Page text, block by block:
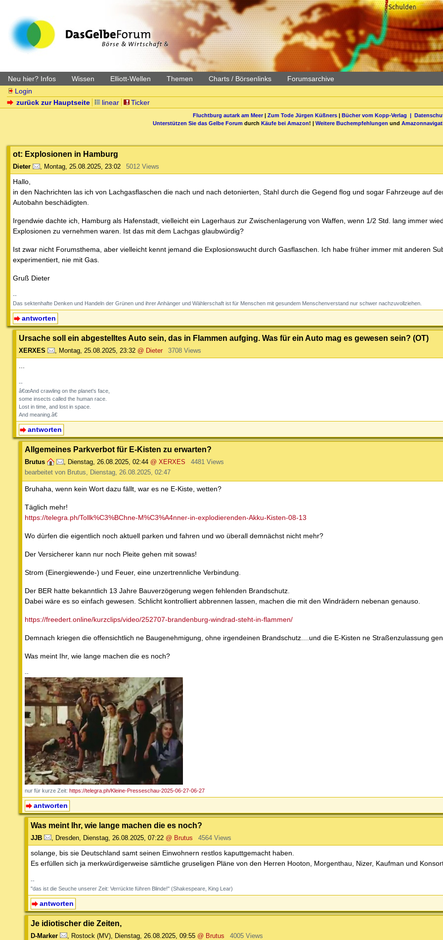
Neu hier? Infos Wissen Elliott-Wellen Themen Charts / Börsenlinks
Forumsarchive
Login
zurück zur Hauptseite
linear Ticker
Fluchtburg autark am Meer| Zum Tode Jürgen Küßners| Bücher vom Kopp-Verlag |
Unterstützen Sie das Gelbe Forum durch Käufe bei Amazon! | Weitere Buchempfehlungen und
ot: Explosionen in Hamburg
Dieter , Montag, 25.08.2025, 23:02 5012 Views
Hallo,
in den Nachrichten las ich von Lachgasflaschen die nach und nach detonierten, Stahl durch die Gegend flog und sogar Fahrzeuge auf
Autobahn beschädigten.
Irgendwie dachte ich, Hamburg als Hafenstadt, vielleicht ein Lagerhaus zur Zwischenlagerung von Waffen, wenn 1/2 Std. lang immer
Explosionen zu vernehmen waren. Ist das mit dem Lachgas glaubwürdig?
Ist zwar nicht Forumsthema, aber vielleicht kennt jemand die Explosionswucht durch Gasflaschen. Ich habe früher immer mit anderen
experimentiert, nie mit Gas.
Gruß Dieter
--
Das sektenhafte Denken und Handeln der Grünen und ihrer Anhänger und Wählerschaft ist für Menschen mit gesundem Menschenverstand nur schwer nachzuvollziehen.
antworten
Ursache soll ein abgestelltes Auto sein, das in Flammen aufging. Was für ein Auto mag es gewesen sein? (OT)
XERXES , Montag, 25.08.2025, 23:32 @ Dieter 3708 Views
...
--
â€œAnd crawling on the planet's face,
some insects called the human race.
Lost in time, and lost in space.
And meaning.â€
antworten
Allgemeines Parkverbot für E-Kisten zu erwarten?
Brutus , Dienstag, 26.08.2025, 02:44 @ XERXES
4481 Views
bearbeitet von Brutus, Dienstag, 26.08.2025, 02:47
Bruhaha, wenn kein Wort dazu fällt, war es ne E-Kiste, wetten?
Täglich mehr!
https://telegra.ph/Tollk%C3%BChne-M%C3%A4nner-in-explodierenden-Akku-Kisten-08-13
Wo dùrfen die eigentlich noch aktuell parken und fahren und wo überall demnächst nicht mehr?
Der Versicherer kann nur noch Pleite gehen mit sowas!
Strom (Einergiewende-) und Feuer, eine unzertrennliche Verbindung.
Der BER hatte bekanntlich 13 Jahre Bauverzögerung wegen fehlenden Brandschutz.
Dabei wäre es so einfach gewesen. Schlicht kontrolliert abbrennen lassen, machen die mit den Windrädern nebenan genauso.
https://freedert.online/kurzclips/video/252707-brandenburg-windrad-steht-in-flammen/
Demnach kriegen die offensichtlich ne Baugenehmigung, ohne irgendeinen Brandschutz....und die E-Kisten ne Straßenzulassung
Was meint Ihr, wie lange machen die es noch?
--
nur für kurze Zeit: https://telegra.ph/Kleine-Presseschau-2025-06-27-06-27
antworten
Was meint Ihr, wie lange machen die es noch?
JJB Dresden Dienstag, 26.08.2025, 07:22 @ Brutus 4564 Views
solange, bis sie Deutschland samt seinen Einwohnern restlos kaputtgemacht haben.
Es erfüllen sich ja merkwürdigerweise sämtliche gruseligen Pläne von den Herren Hooton, Morgenthau, Nizer, Kaufman und
--
"das ist die Seuche unserer Zeit: Verrückte führen Blinde!" (Shakespeare, King Lear)
antworten
Je idiotischer die Zeiten,
D-Marker Rostock (MV) Dienstag, 26.08.2025, 09:55 @ Brutus
4005 Views